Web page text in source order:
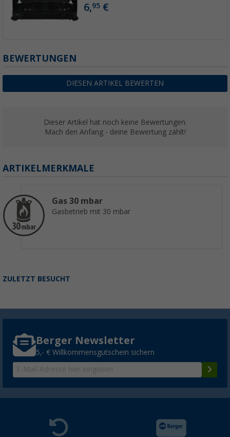
6,95 €
BEWERTUNGEN
DIESEN ARTIKEL BEWERTEN
Dieser Artikel hat noch keine Bewertungen.
Mach den Anfang - deine Bewertung zählt!
ARTIKELMERKMALE
Gas 30 mbar
Gasbetrieb mit 30 mbar
ZULETZT BESUCHT
Berger Newsletter
5,- € Willkommensgutschein sichern